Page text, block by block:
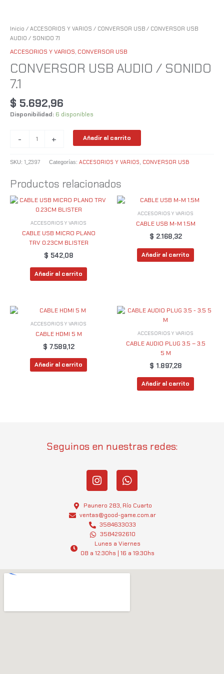
Inicio / ACCESORIOS Y VARIOS / CONVERSOR USB / CONVERSOR USB
AUDIO / SONIDO 7.1
ACCESORIOS Y VARIOS, CONVERSOR USB
CONVERSOR USB AUDIO / SONIDO
7.1
$ 5.692,96
Disponibilidad: 6 disponibles
- + Añadir al carrito
SKU: 1_2397 Categorías: ACCESORIOS Y VARIOS CONVERSOR USB
Productos relacionados
ACCESORIOS Y VARIOS
CABLE USB MICRO PLANO
TRV 0.23CM BLISTER
$ 542,08
Añadir al carrito
ACCESORIOS Y VARIOS
CABLE USB M-M 1.5M
$ 2.168,32
Añadir al carrito
ACCESORIOS Y VARIOS
CABLE HDMI 5 M
$ 7.589,12
Añadir al carrito
ACCESORIOS Y VARIOS
CABLE AUDIO PLUG 3.5 – 3.5
5 M
$ 1.897,28
Añadir al carrito
Seguinos en nuestras redes:
I
n
t
a
g
r
a
m
W
h
t
s
a
p
p
Paunero 283, Río Cuarto
ventas@good-game.com.ar
3584633033
3584292610
Lunes a Viernes
08 a 12:30hs | 16 a 19:30hs